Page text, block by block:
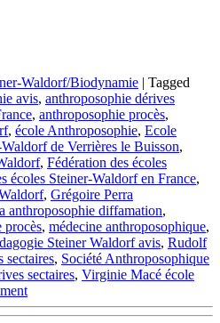
Waldorf/Biodynamie | Tagged
avis, anthroposophie dérives
, anthroposophie procès,
, école Anthroposophie, Ecole
de Verrières le Buisson,
, Fédération des écoles
écoles Steiner-Waldorf en France,
, Grégoire Perra
anthroposophie diffamation,
procès, médecine anthroposophique,
Steiner Waldorf avis, Rudolf
sectaires, Société Anthroposophique
sectaires, Virginie Macé école